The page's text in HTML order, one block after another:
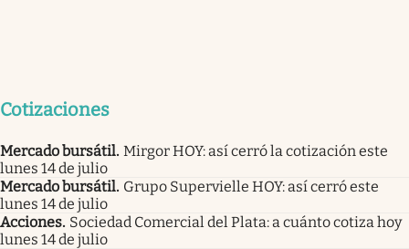
Cotizaciones
Mercado bursátil. Mirgor HOY: así cerró la cotización este
lunes 14 de julio
Mercado bursátil. Grupo Supervielle HOY: así cerró este
lunes 14 de julio
Acciones. Sociedad Comercial del Plata: a cuánto cotiza hoy
lunes 14 de julio